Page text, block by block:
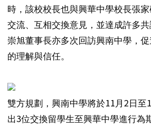
時，該校校長也與興華中學校長張
交流、互相交換意見，並達成許多
崇旭董事長亦多次回訪興南中學，
的理解與信任。
雙方規劃，興南中學將於11月2日至
出3位交換留學生至興華中學進行為